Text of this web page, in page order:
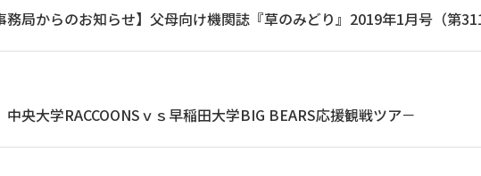
務局からのお知らせ】父母向け機関誌『草のみどり』2019年1月号（第
中央大学RACCOONSｖｓ早稲田大学BIG BEARS応援観戦ツア－